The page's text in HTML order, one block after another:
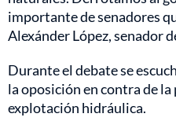
importante de senadores
Alexánder López, senador
Durante el debate se
la oposición en contra de
explotación hidráulica.